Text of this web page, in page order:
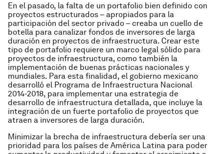
En el pasado, la falta de un portafolio bien definido con
proyectos estructurados – apropiados para la
participación del sector privado – creaba un cuello de
botella para canalizar fondos de inversores de larga
duración en proyectos de infraestructura. Crear este
tipo de portafolio requiere un marco legal sólido para
proyectos de infraestructura, como también la
implementación de buenas prácticas nacionales y
mundiales. Para esta finalidad, el gobierno mexicano
desarrolló el Programa de Infraestructura Nacional
2014-2018, para implementar una estrategia de
desarrollo de infraestructura detallada, que incluye la
integración de un fuerte portafolio de proyectos que
atraen a inversores de larga duración.
Minimizar la brecha de infraestructura debería ser una
prioridad para los países de América Latina para poder